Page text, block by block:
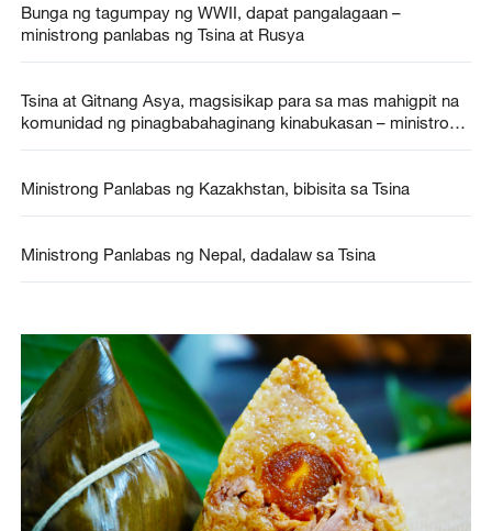
Bunga ng tagumpay ng WWII, dapat pangalagaan –
ministrong panlabas ng Tsina at Rusya
Tsina at Gitnang Asya, magsisikap para sa mas mahigpit na
komunidad ng pinagbabahaginang kinabukasan – ministrong
Ministrong Panlabas ng Kazakhstan, bibisita sa Tsina
Ministrong Panlabas ng Nepal, dadalaw sa Tsina